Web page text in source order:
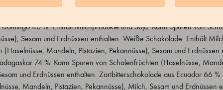
46 %: Enthält Milchprodukte und Soja. Kann Spuren von
Sesam und Erdnüssen enthalten. Weiße Schokolade: Enthält
(Haselnüsse, Mandeln, Pistazien, Pekannüsse), Sesam und Erdnüssen
74 %: Kann Spuren von Schalenfrüchten (Haselnüsse,
und Erdnüssen enthalten. Zartbitterschokolade aus Ecuador 66
Mandeln, Pistazien, Pekannüsse), Milch, Sesam und Erdnüssen